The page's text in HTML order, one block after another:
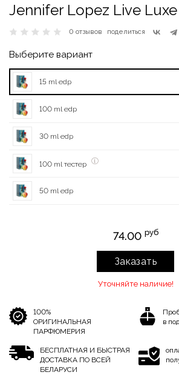
Jennifer Lopez Live Luxe
0 отзывов поделиться
Выберите вариант
15 ml edp
100 ml edp
30 ml edp
100 ml тестер
50 ml edp
74.00 руб
Заказать
Уточняйте наличие!
100%
ОРИГИНАЛЬНАЯ
ПАРФЮМЕРИЯ
в
БЕСПЛАТНАЯ И БЫСТРАЯ
ДОСТАВКА ПО ВСЕЙ
БЕЛАРУСИ